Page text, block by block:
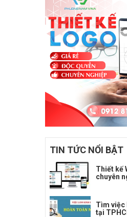
TIN TỨC NỔI BẬT
Thiết kế
chuyên
Tìm việc
tại